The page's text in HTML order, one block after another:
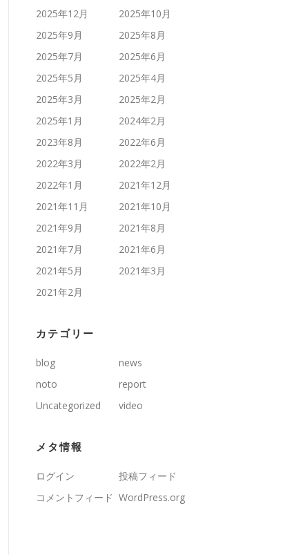
2025年12月
2025年10月
2025年9月
2025年8月
2025年7月
2025年6月
2025年5月
2025年4月
2025年3月
2025年2月
2025年1月
2024年2月
2023年8月
2022年6月
2022年3月
2022年2月
2022年1月
2021年12月
2021年11月
2021年10月
2021年9月
2021年8月
2021年7月
2021年6月
2021年5月
2021年3月
2021年2月
カテゴリー
blog
news
noto
report
Uncategorized
video
メタ情報
ログイン
投稿フィード
コメントフィード WordPress.org